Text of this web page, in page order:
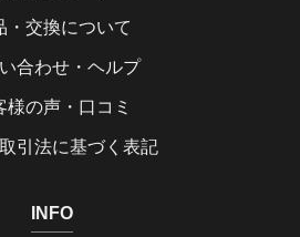
・交換について
合わせ・ヘルプ
様の声・口コミ
引法に基づく表記
INFO